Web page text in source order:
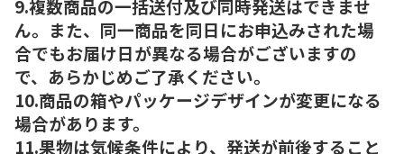
9.複数商品の一括送付及び同時発送はできませ
ん。また、同一商品を同日にお申込みされた場
合でもお届け日が異なる場合がございますの
で、あらかじめご了承ください。
10.商品の箱やパッケージデザインが変更になる
場合があります。
11.果物は気候条件により、発送が前後すること